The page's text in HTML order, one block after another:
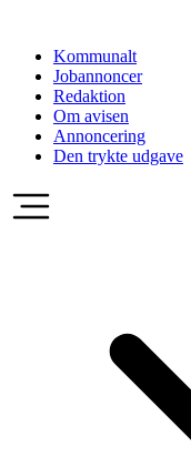
indholdKommunalt
Jobannoncer
Redaktion
Om avisen
Annoncering
Den trykte udgave